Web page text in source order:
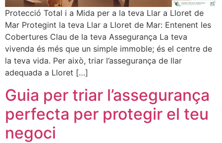
Protecció Total i a Mida per a la teva Llar a Lloret de
Mar Protegint la teva Llar a Lloret de Mar: Entenent les
Cobertures Clau de la teva Assegurança La teva
vivenda és més que un simple immoble; és el centre de
la teva vida. Per això, triar l’assegurança de llar
adequada a Lloret […]
Guia per triar l’assegurança
perfecta per protegir el teu
negoci